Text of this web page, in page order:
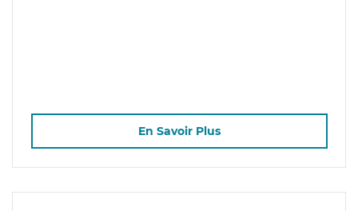
En Savoir Plus